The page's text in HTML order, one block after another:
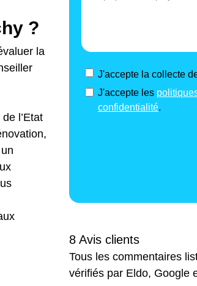
?
la
l’Etat
J'accepte la collecte
J'accepte les
confidentialité.
8 Avis clients
Tous les commentaires
vérifiés par Eldo, Google